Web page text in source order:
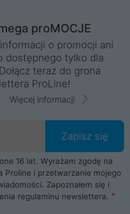
proMOCJE
o promocji ani
dostępnego tylko dla
teraz do grona
ProLine!
Więcej informacji
Zapisz się
16 lat. Wyrażam zgodę na
Proline i przetwarzanie mojego
Zapoznałem się i
regulaminu newslettera.